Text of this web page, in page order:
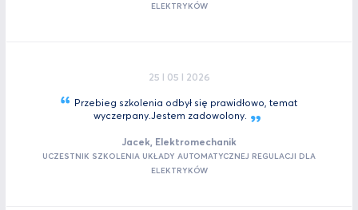
ELEKTRYKÓW
25 I 05 I 2026
Przebieg szkolenia odbył się prawidłowo, temat
wyczerpany.Jestem zadowolony.
Jacek, Elektromechanik
UCZESTNIK SZKOLENIA UKŁADY AUTOMATYCZNEJ REGULACJI DLA
ELEKTRYKÓW